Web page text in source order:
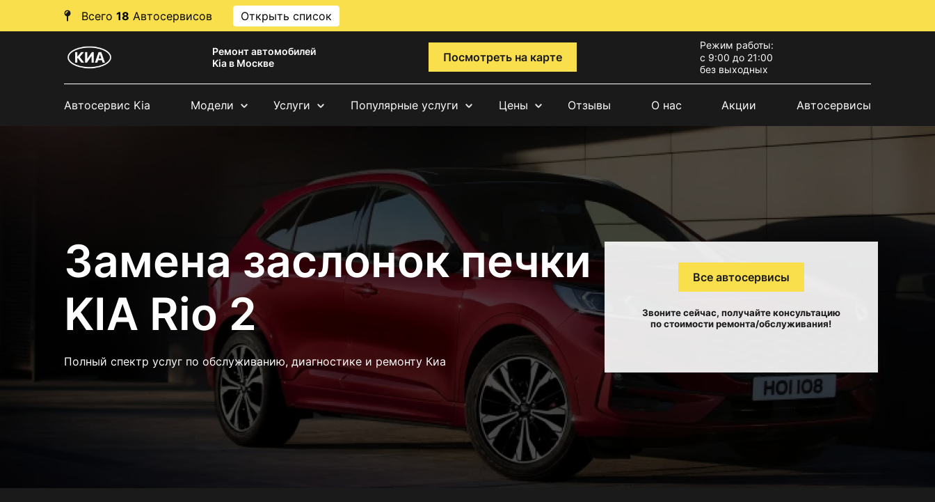
Всего 18 Автосервисов Открыть список
Ремонт автомобилей
Kia в Москве
Посмотреть на карте
Режим работы:
с 9:00 до 21:00
без выходных
Автосервис Kia Модели Услуги Популярные услуги Цены Отзывы О нас Акции Автосервисы
Замена заслонок печки
KIA Rio 2
Полный спектр услуг по обслуживанию, диагностике и ремонту Киа
Все автосервисы
Звоните сейчас, получайте консультацию
по стоимости ремонта/обслуживания!